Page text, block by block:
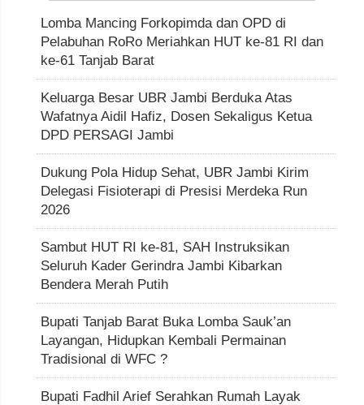
Lomba Mancing Forkopimda dan OPD di
Pelabuhan RoRo Meriahkan HUT ke-81 RI dan
ke-61 Tanjab Barat
Keluarga Besar UBR Jambi Berduka Atas
Wafatnya Aidil Hafiz, Dosen Sekaligus Ketua
DPD PERSAGI Jambi
Dukung Pola Hidup Sehat, UBR Jambi Kirim
Delegasi Fisioterapi di Presisi Merdeka Run
2026
Sambut HUT RI ke-81, SAH Instruksikan
Seluruh Kader Gerindra Jambi Kibarkan
Bendera Merah Putih
Bupati Tanjab Barat Buka Lomba Sauk’an
Layangan, Hidupkan Kembali Permainan
Tradisional di WFC ?
Bupati Fadhil Arief Serahkan Rumah Layak